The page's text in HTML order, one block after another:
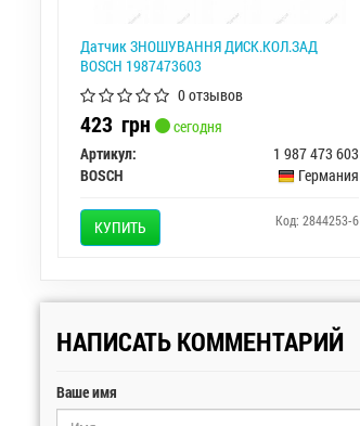
Датчик ЗНОШУВАННЯ ДИСК.КОЛ.ЗАД
BOSCH 1987473603
0 отзывов
423 грн
сегодня
Артикул:
1 987 473 603
BOSCH
Германия
КУПИТЬ Код: 2844253-6
НАПИСАТЬ КОММЕНТАРИЙ
Ваше имя